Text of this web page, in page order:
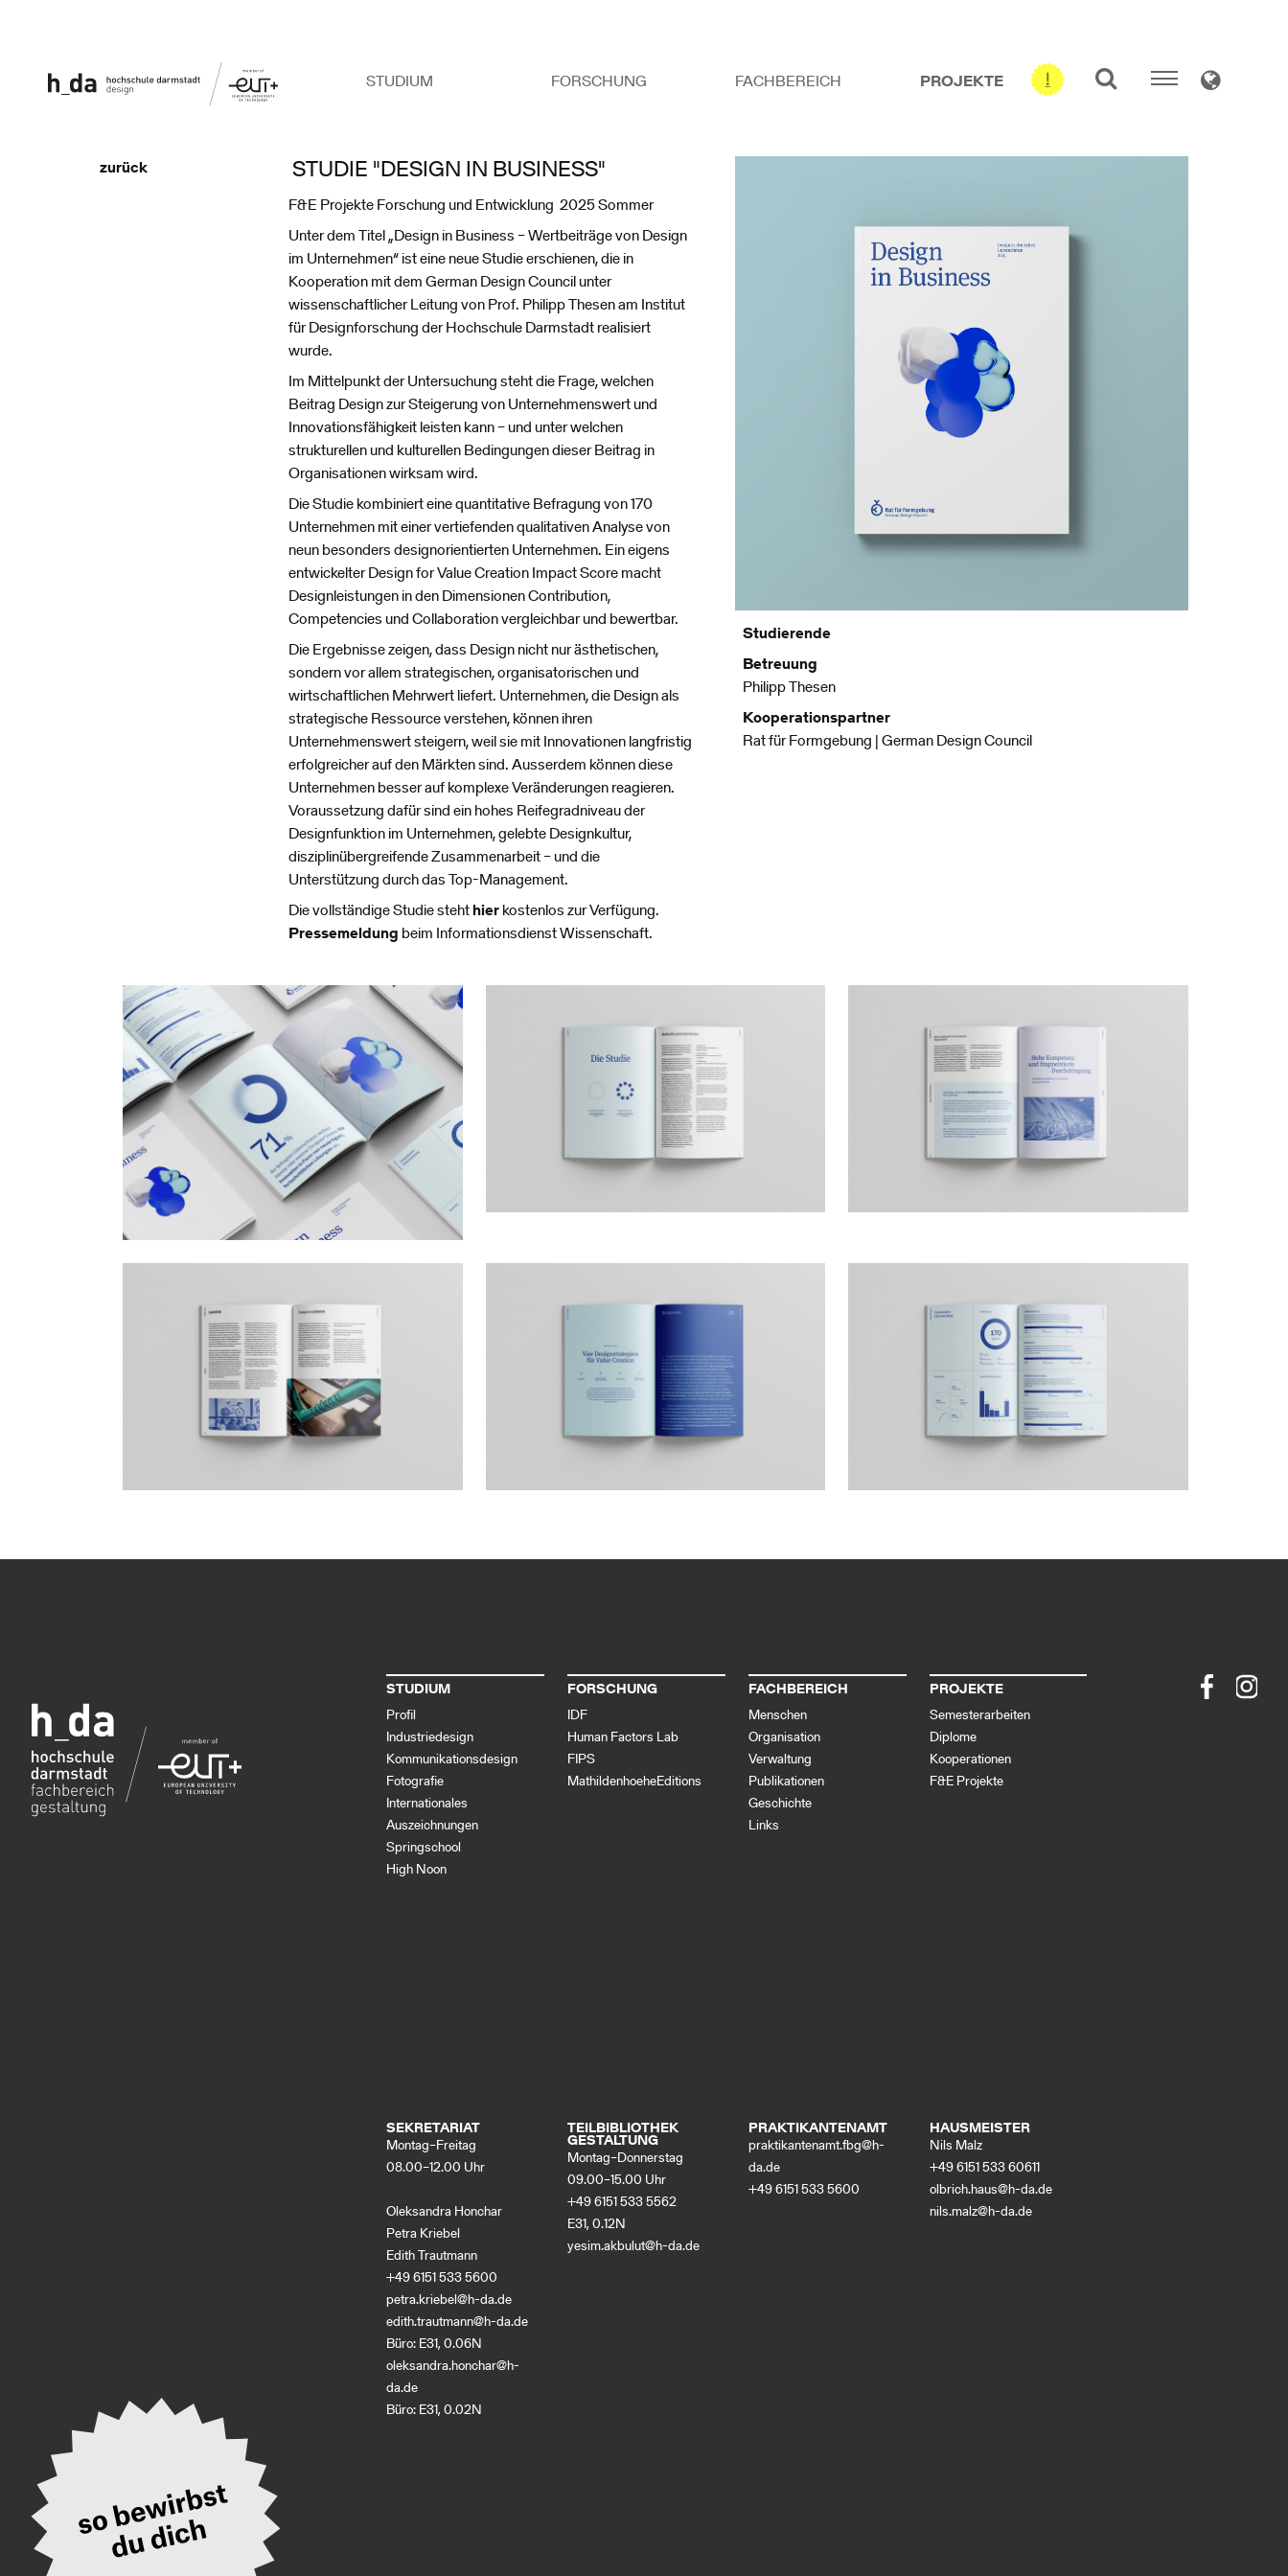
STUDIUM FORSCHUNG FACHBEREICH PROJEKTE
zurück STUDIE "DESIGN IN BUSINESS"
F&E Projekte Forschung und Entwicklung 2025 Sommer
Unter dem Titel „Design in Business – Wertbeiträge von Design
im Unternehmen“ ist eine neue Studie erschienen, die in
Kooperation mit dem German Design Council unter
wissenschaftlicher Leitung von Prof. Philipp Thesen am Institut
für Designforschung der Hochschule Darmstadt realisiert
wurde.
Im Mittelpunkt der Untersuchung steht die Frage, welchen
Beitrag Design zur Steigerung von Unternehmenswert und
Innovationsfähigkeit leisten kann – und unter welchen
strukturellen und kulturellen Bedingungen dieser Beitrag in
Organisationen wirksam wird.
Die Studie kombiniert eine quantitative Befragung von 170
Unternehmen mit einer vertiefenden qualitativen Analyse von
neun besonders designorientierten Unternehmen. Ein eigens
entwickelter Design for Value Creation Impact Score macht
Designleistungen in den Dimensionen Contribution,
Competencies und Collaboration vergleichbar und bewertbar.
Die Ergebnisse zeigen, dass Design nicht nur ästhetischen,
sondern vor allem strategischen, organisatorischen und
wirtschaftlichen Mehrwert liefert. Unternehmen, die Design als
strategische Ressource verstehen, können ihren
Unternehmenswert steigern, weil sie mit Innovationen langfristig
erfolgreicher auf den Märkten sind. Ausserdem können diese
Unternehmen besser auf komplexe Veränderungen reagieren.
Voraussetzung dafür sind ein hohes Reifegradniveau der
Designfunktion im Unternehmen, gelebte Designkultur,
disziplinübergreifende Zusammenarbeit – und die
Unterstützung durch das Top-Management.
Die vollständige Studie stehthierkostenlos zur Verfügung.
Pressemeldung beim Informationsdienst Wissenschaft.
Studierende
Betreuung
Philipp Thesen
Kooperationspartner
Rat für Formgebung | German Design Council
STUDIUM
Profil
Industriedesign
Kommunikationsdesign
Fotografie
Internationales
Auszeichnungen
Springschool
High Noon
FORSCHUNG
IDF
Human Factors Lab
FIPS
MathildenhoeheEditions
FACHBEREICH
Menschen
Organisation
Verwaltung
Publikationen
Geschichte
Links
PROJEKTE
Semesterarbeiten
Diplome
Kooperationen
F&E Projekte
SEKRETARIAT
Montag–Freitag
08.00–12.00 Uhr
Oleksandra Honchar
Petra Kriebel
Edith Trautmann
+49 6151 533 5600
petra.kriebel@h-da.de
edith.trautmann@h-da.de
Büro: E31, 0.06N
oleksandra.honchar@h-
da.de
Büro: E31, 0.02N
TEILBIBLIOTHEK
GESTALTUNG
Montag–Donnerstag
09.00–15.00 Uhr
+49 6151 533 5562
E31, 0.12N
yesim.akbulut@h-da.de
PRAKTIKANTENAMT
praktikantenamt.fbg@h-
da.de
+49 6151 533 5600
HAUSMEISTER
Nils Malz
+49 6151 533 60611
olbrich.haus@h-da.de
nils.malz@h-da.de